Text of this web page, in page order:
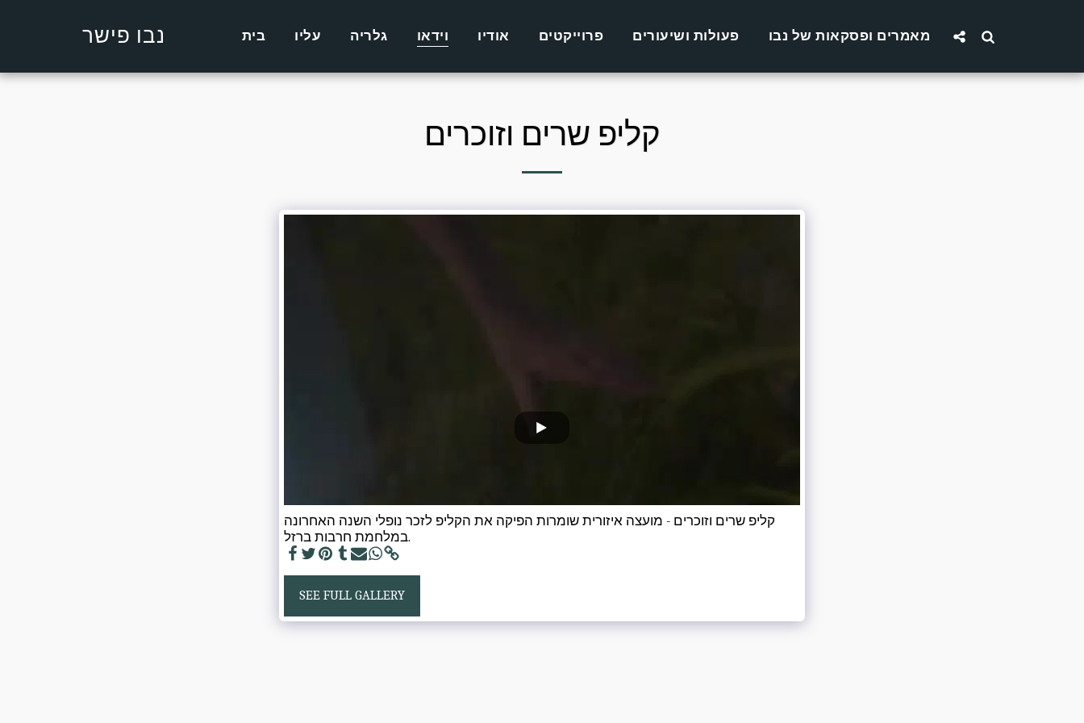
נבו פישר בית עליו גלריה וידאו אודיו פרוייקטים פעולות ושיעורים מאמרים ופסקאות של נבו
קליפ שרים וזוכרים
קליפ שרים וזוכרים - מועצה איזורית שומרות הפיקה את הקליפ לזכר נופלי השנה האחרונה
במלחמת חרבות ברזל.
SEE FULL GALLERY